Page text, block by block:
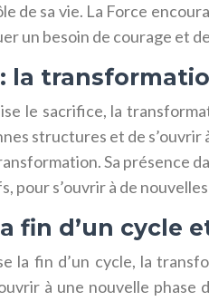
de sa vie. La Force
un besoin de courage et
la
le sacrifice, la
structures et de
Sa présence
pour s’ouvrir à de
fin d’un cycle
la fin d’un cycle, la
à une nouvelle